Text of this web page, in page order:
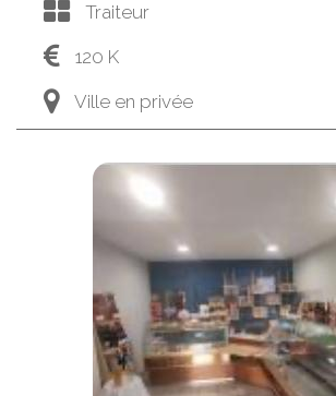
Traiteur
120 K
Ville en privée